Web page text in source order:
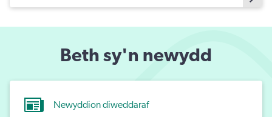
Beth sy'n newydd
Newyddion diweddaraf